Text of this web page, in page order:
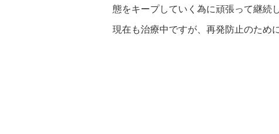
態をキープしていく為に頑張って継続
現在も治療中ですが、再発防止のため